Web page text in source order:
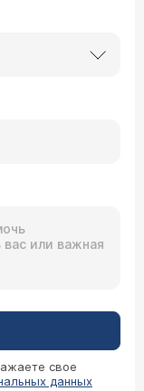
свое
данных